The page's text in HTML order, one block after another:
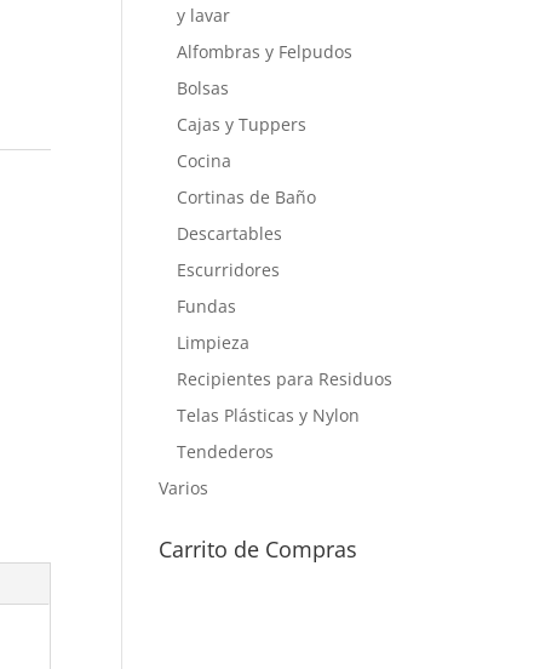
y lavar
Alfombras y Felpudos
Bolsas
Cajas y Tuppers
Cocina
Cortinas de Baño
Descartables
Escurridores
Fundas
Limpieza
Recipientes para Residuos
Telas Plásticas y Nylon
Tendederos
Varios
Carrito de Compras